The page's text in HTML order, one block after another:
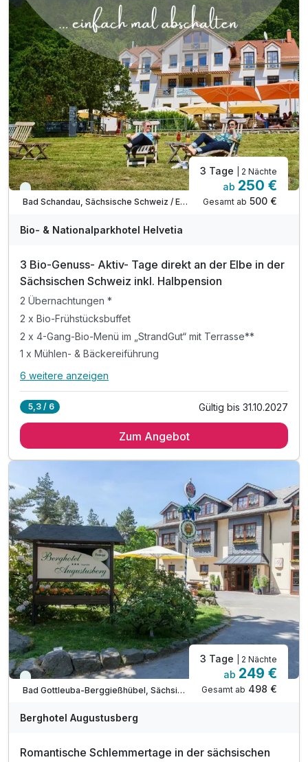
inkl. WLAN im gesamten Hotel
inkl. Parkplatz am Hotel
Immer verfügbar
Bad Schandau, Sächsische Schweiz / Elbsandsteingebirge
3 Tage | 2 Nächte
ab 250 €
Gesamt ab 500 €
Bio- & Nationalparkhotel Helvetia
3 Bio-Genuss- Aktiv- Tage direkt an der Elbe in der
Sächsischen Schweiz inkl. Halbpension
2 Übernachtungen *
2 x Bio-Frühstücksbuffet
2 x 4-Gang-Bio-Menü im „StrandGut“ mit Terrasse**
1 x Mühlen- & Bäckereiführung
Alle Inklusivleistungen
2 x Bio-Frühstücksbuffet
1 x Mühlen- & Bäckereiführung
Regelmäßige Aktiv- und Entspannungsprogramme
zum Beispiel Yoga und Klangmeditation
Entspannung in der Panorama-Sauna im Badehaus ***
inkl. Wanderkarten & Beratung für Ihre Ausflüge
inkl. Grander-Wasser im gesamten Haus
Bootsanleger am Haus & Kinderspielplatz nebenan
6 weitere anzeigen
5,3 / 6 Gültig bis 31.10.2027
Zum Angebot
Immer verfügbar
Bad Gottleuba-Berggießhübel, Sächsische Schweiz / Elbsandsteingebirge
3 Tage | 2 Nächte
ab 249 €
Gesamt ab 498 €
Berghotel Augustusberg
Romantische Schlemmertage in der sächsischen